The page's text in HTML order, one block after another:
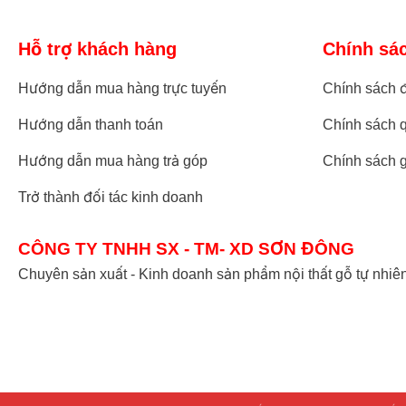
Tạo không gian lưu trữ: Ngoài việc đặt tivi, kệ tủ tivi
các thiết bị liên quan như đầu thu cáp, đầu đĩa Blu-ray,
cấp không gian lưu trữ để giữ cho các thiết bị này gọn
Tạo điểm tập trung: Kệ tủ tivi thường được đặt ở vị trí
tập trung cho các hoạt động giải trí như xem phim, chơi
Ý nghĩa phong thủy
Hỗ trợ khách hàng
Hướng dẫn mua hàng trực tuyến
Hướng dẫn thanh toán
Hướng dẫn mua hàng trả góp
Trở thành đối tác kinh doanh
Chính
Chính sách
Chính sách
Chính sách
CÔNG TY TNHH SX - TM- XD SƠN ĐÔNG
Chuyên sản xuất - Kinh doanh sản phẩm nội thất gỗ tự